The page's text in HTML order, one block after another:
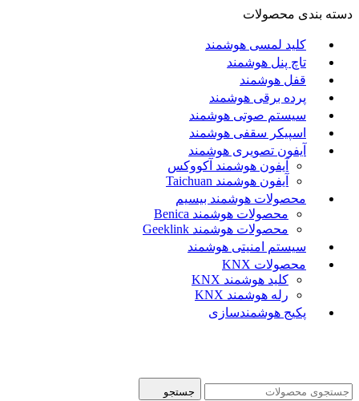
دسته بندی محصولات
کلید لمسی هوشمند
تاچ پنل هوشمند
قفل هوشمند
پرده برقی هوشمند
سیستم صوتی هوشمند
اسپیکر سقفی هوشمند
آیفون تصویری هوشمند
آيفون هوشمند آکووکس
آیفون هوشمند Taichuan
محصولات هوشمند بیسیم
محصولات هوشمند Benica
محصولات هوشمند Geeklink
سیستم امنیتی هوشمند
محصولات KNX
کلید هوشمند KNX
رله هوشمند KNX
پکیج هوشمندسازی
جستجو